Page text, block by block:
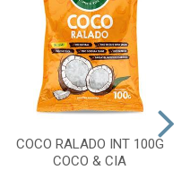
COCO RALADO INT 100G
COCO & CIA